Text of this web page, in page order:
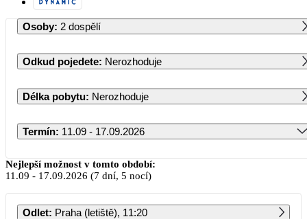
Osoby: 2 dospělí
Odkud pojedete: Nerozhoduje
Délka pobytu: Nerozhoduje
Termín: 11.09 - 17.09.2026
Září 2026
PO ÚT ST ČT PÁ SO NE
Nejlepší možnost v tomto období:
11.09 - 17.09.2026 (7 dní, 5 nocí)
Odlet: Praha (letiště), 11:20